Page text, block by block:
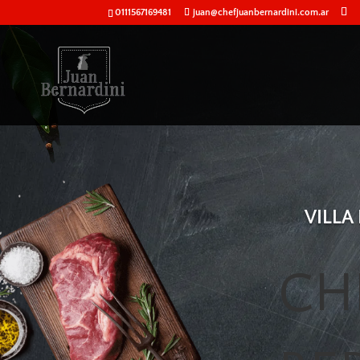
0111567169481 juan@chefjuanbernardini.com.ar
VILLA